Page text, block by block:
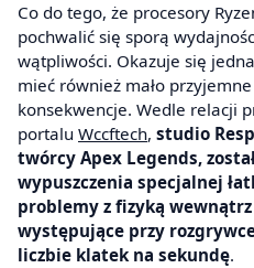
Co do tego, że procesory Ryzen X3D ze stajni AMD mogą
pochwalić się sporą
wątpliwości. Okazuje się
mieć również mało
konsekwencje. Wedle relacji
portalu Wccftech, studio
twórcy Apex Legends,
wypuszczenia specjalnej
problemy z fizyką
występujące przy
liczbie klatek na sekundę.